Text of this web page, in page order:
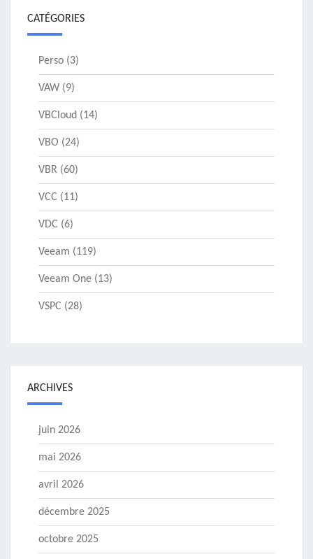
CATÉGORIES
Perso (3)
VAW (9)
VBCloud (14)
VBO (24)
VBR (60)
VCC (11)
VDC (6)
Veeam (119)
Veeam One (13)
VSPC (28)
ARCHIVES
juin 2026
mai 2026
avril 2026
décembre 2025
octobre 2025